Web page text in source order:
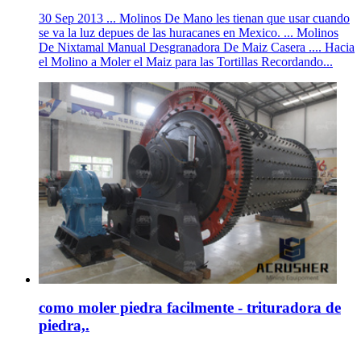
30 Sep 2013 ... Molinos De Mano les tienan que usar cuando
se va la luz depues de las huracanes en Mexico. ... Molinos
De Nixtamal Manual Desgranadora De Maiz Casera .... Hacia
el Molino a Moler el Maiz para las Tortillas Recordando...
como moler piedra facilmente - trituradora de
piedra,.